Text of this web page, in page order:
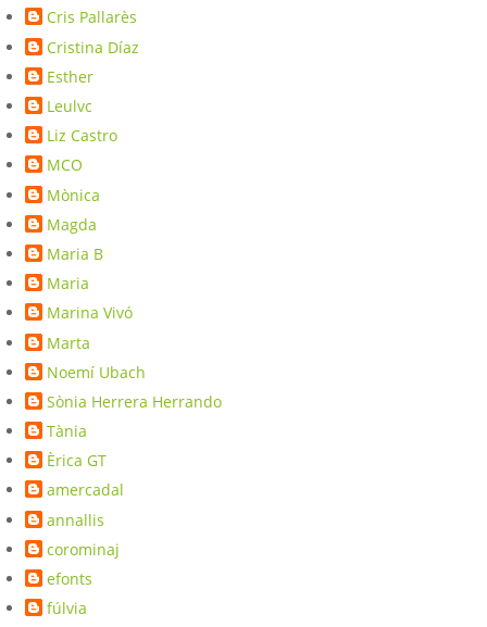
Cris Pallarès
Cristina Díaz
Esther
Leulvc
Liz Castro
MCO
Mònica
Magda
Maria B
Maria
Marina Vivó
Marta
Noemí Ubach
Sònia Herrera Herrando
Tània
Èrica GT
amercadal
annallis
corominaj
efonts
fúlvia